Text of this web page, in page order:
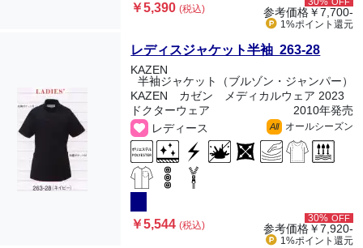
￥5,390(税込) 参考価格￥7,700-
1%ポイント 還元
レディスジャケット半袖 263-28
KAZEN
半袖ジャケット（ブルゾン・ジャンパー）
KAZEN カゼン メディカルウェア 2023
ドクターウェア
2010年発売
レディース
All オールシーズン
￥5,544(税込)
30% OFF
参考価格￥7,920-
1%ポイント 還元